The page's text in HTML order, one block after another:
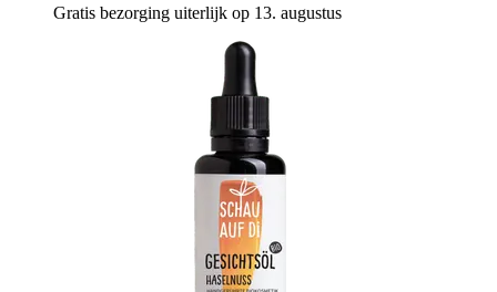
Gratis bezorging uiterlijk op 13. augustus